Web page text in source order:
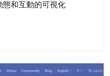
態和互動的可視化